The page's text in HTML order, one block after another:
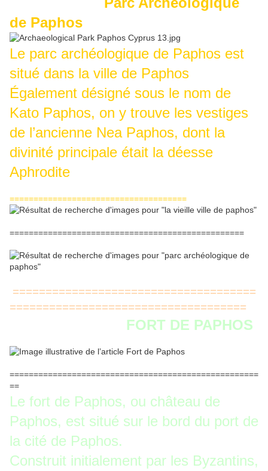
de Paphos
Le parc archéologique de Paphos est
situé dans la ville de Paphos
Également désigné sous le nom de
Kato Paphos, on y trouve les vestiges
de l’ancienne Nea Paphos, dont la
divinité principale était la déesse
Aphrodite
=====================================
=================================================
=====================================
====================================
FORT DE PAPHOS
====================================================
==
Le fort de Paphos, ou château de
Paphos, est situé sur le bord du port de
la cité de Paphos.
Construit initialement par les Byzantins,